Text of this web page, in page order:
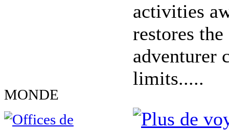
MONDE
activities
restores
adventurer
limits.....